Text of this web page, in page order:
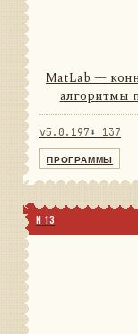
MatLab —
алгоритмы
отправляет
v5.0.197 ⬇ 137
ПРОГРАММЫ
N 13